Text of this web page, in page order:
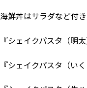
海鮮丼はサラダなど付き
『シェイクパスタ（明
『シェイクパスタ（い